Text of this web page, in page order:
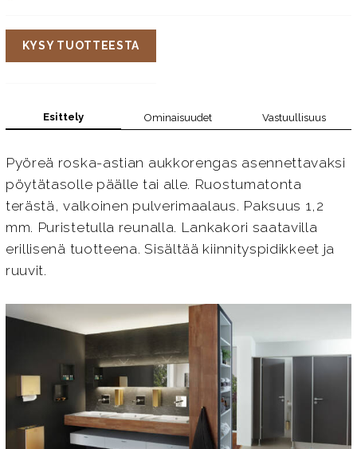
KYSY TUOTTEESTA
Esittely Ominaisuudet Vastuullisuus
Pyöreä roska-astian aukkorengas asennettavaksi
pöytätasolle päälle tai alle. Ruostumatonta
terästä, valkoinen pulverimaalaus. Paksuus 1,2
mm. Puristetulla reunalla. Lankakori saatavilla
erillisenä tuotteena. Sisältää kiinnityspidikkeet ja
ruuvit.